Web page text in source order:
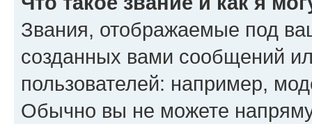
Звания, отображаемые под
созданных вами сообщений
пользователей: например,
Обычно вы не можете